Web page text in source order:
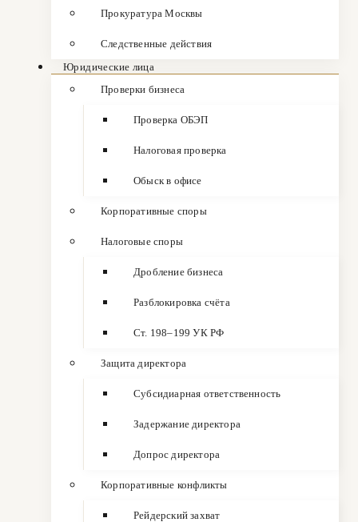
Прокуратура Москвы
Следственные действия
Юридические лица
Проверки бизнеса
Проверка ОБЭП
Налоговая проверка
Обыск в офисе
Корпоративные споры
Налоговые споры
Дробление бизнеса
Разблокировка счёта
Ст. 198–199 УК РФ
Защита директора
Субсидиарная ответственность
Задержание директора
Допрос директора
Корпоративные конфликты
Рейдерский захват